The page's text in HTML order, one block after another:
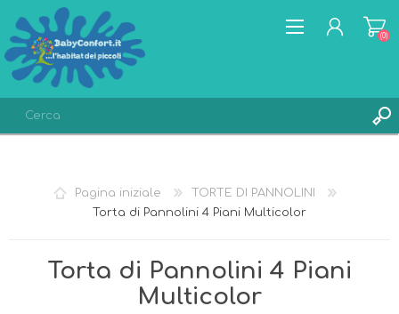
LISTA DEI DESIDERI
(0)
Pagina iniziale
TORTE DI PANNOLINI
Torta di Pannolini 4 Piani Multicolor
Torta di Pannolini 4 Piani
Multicolor